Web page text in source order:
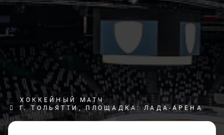
ХОККЕЙНЫЙ МАТЧ
Г. ТОЛЬЯТТИ, ПЛОЩАДКА: ЛАДА-АРЕНА